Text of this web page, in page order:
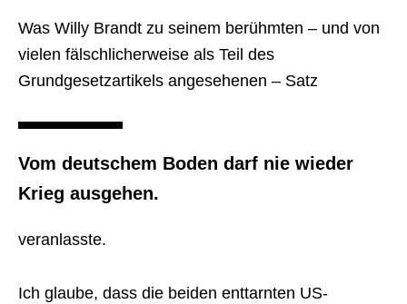
Was Willy Brandt zu seinem berühmten – und von
vielen fälschlicherweise als Teil des
Grundgesetzartikels angesehenen – Satz
Vom deutschem Boden darf nie wieder
Krieg ausgehen.
veranlasste.
Ich glaube, dass die beiden enttarnten US-